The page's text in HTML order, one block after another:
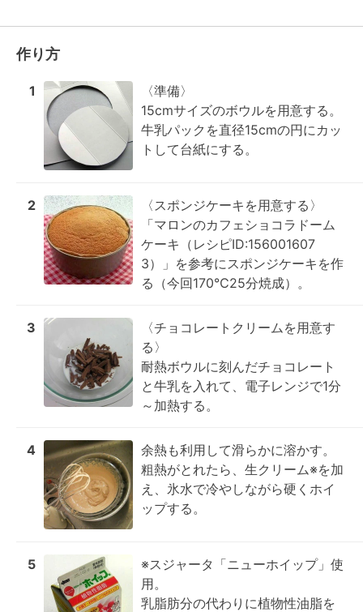
作り方
1
〈準備〉
15cmサイズのボウルを用意する。
牛乳パックを直径15cmの円にカッ
トして台紙にする。
2
〈スポンジケーキを用意する〉
「マロンのカフェショコラドーム
ケーキ（レシピID:156001607
3）」を参考にスポンジケーキを作
る（今回170℃25分焼成）。
3
〈チョコレートクリームを用意す
る〉
耐熱ボウルに刻んだチョコレート
と牛乳を入れて、電子レンジで1分
～加熱する。
4
余熱も利用して滑らかに溶かす。
粗熱がとれたら、生クリーム※を加
え、氷水で冷やしながら硬くホイ
ップする。
5
※スジャータ「ニューホイップ」使
用。
乳脂肪分の代わりに植物性油脂を